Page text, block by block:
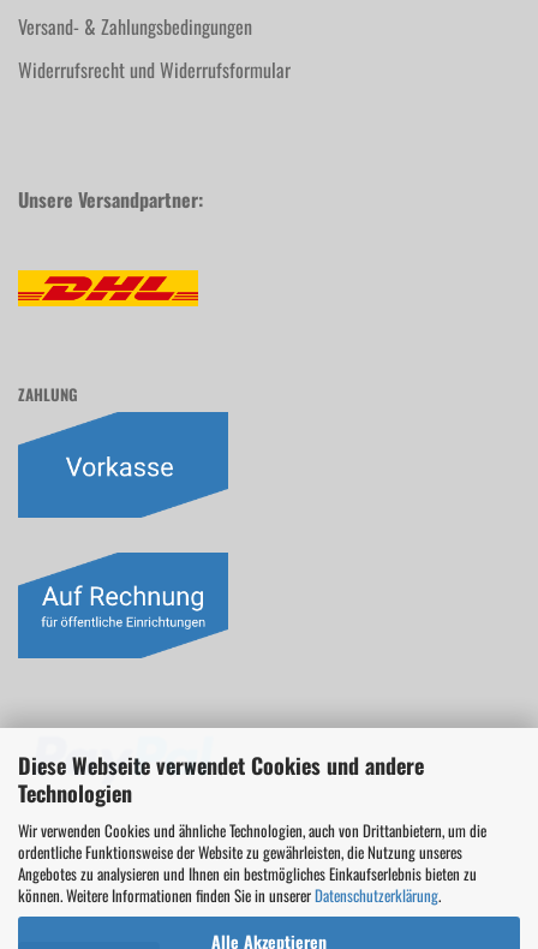
Diese Webseite verwendet Cookies und andere
Technologien
Wir verwenden Cookies und ähnliche Technologien, auch von Drittanbietern, um die
ordentliche Funktionsweise der Website zu gewährleisten, die Nutzung unseres
Angebotes zu analysieren und Ihnen ein bestmögliches Einkaufserlebnis bieten zu
können. Weitere Informationen finden Sie in unsererDatenschutzerklärung.
Alle Akzeptieren
Versand- & Zahlungsbedingungen
Widerrufsrecht und Widerrufsformular
Unsere Versandpartner:
ZAHLUNG